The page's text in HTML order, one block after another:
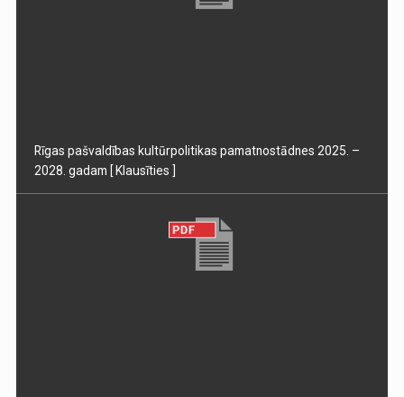
Rīgas pašvaldības kultūrpolitikas pamatnostādnes 2025. –
2028. gadam [ Klausīties ]